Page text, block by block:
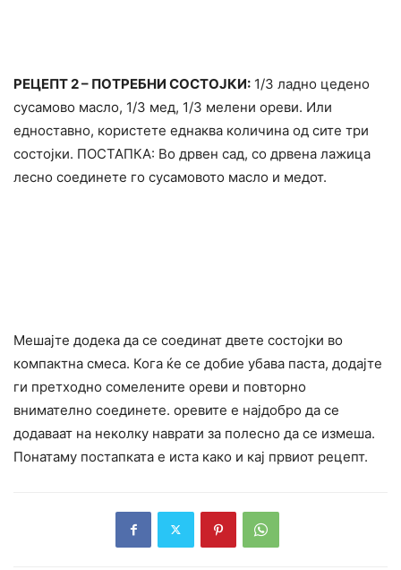
РЕЦЕПТ 2 – ПОТРЕБНИ СОСТОЈКИ: 1/3 ладно цедено
сусамово масло, 1/3 мед, 1/3 мелени ореви. Или
едноставно, користете еднаква количина од сите три
состојки. ПОСТАПКА: Во дрвен сад, со дрвена лажица
лесно соединете го сусамовото масло и медот.
Мешајте додека да се соединат двете состојки во
компактна смеса. Кога ќе се добие убава паста, додајте
ги претходно сомелените ореви и повторно
внимателно соединете. оревите е најдобро да се
додаваат на неколку наврати за полесно да се измеша.
Понатаму постапката е иста како и кај првиот рецепт.